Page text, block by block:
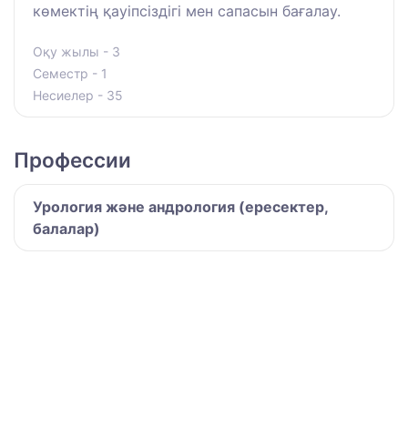
көмектің қауіпсіздігі мен сапасын бағалау.
Оқу жылы - 3
Семестр - 1
Несиелер - 35
Профессии
Урология және андрология (ересектер,
балалар)